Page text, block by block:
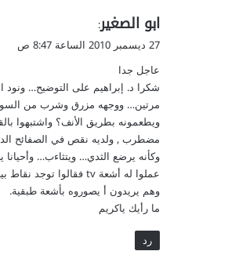
ط
ق
و
ا
ل
ل
غ
ة
ل
د
ى
ا
ل
م
ع
ي
ق
ل
ابو الصغير:
27 ديسمبر 2010 الساعة 8:47 ص
عاجل جدا
مرتين… ووجهه مزرق وشرب من
ويطعمونه بطريق الأنف؟ واشتبهوا
مضطرب , ولديه نقص في الصفائح
وكأنه يرضع الثدي… ويتثاءب…
عملوا له أشعة tv فقالوا توجد نقاط بيضاء صغيره على المخ؟ بسبب الاختناق أو مرض اثناء الحمل!
وهم يريدون أ يصوروه بأشعة طبقية.
ما رأيك ياكريم
رد